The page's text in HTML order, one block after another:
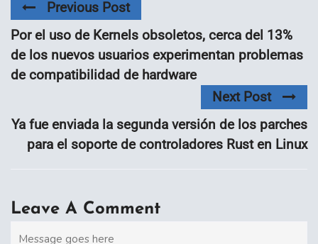
Previous Post
Por el uso de Kernels obsoletos, cerca del 13%
de los nuevos usuarios experimentan problemas
de compatibilidad de hardware
Next Post
Ya fue enviada la segunda versión de los parches
para el soporte de controladores Rust en Linux
Leave A Comment